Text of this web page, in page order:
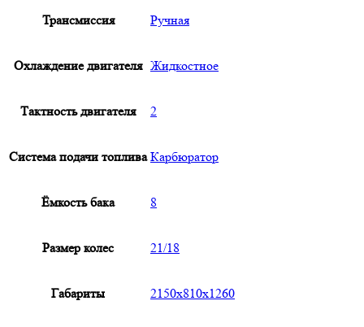
Трансмиссия Ручная
Охлаждение двигателя Жидкостное
Тактность двигателя 2
Система подачи топлива Карбюратор
Ёмкость бака 8
Размер колес 21/18
Габариты 2150x810x1260